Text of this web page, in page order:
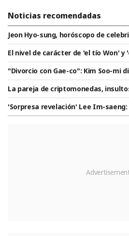
Noticias recomendadas
Jeon Hyo-sung, horóscopo de
ubierto de pétalos... y es una
s curiosas 2]
El nivel de carácter de 'el tío Won' y
e Yoo Jae-suk'. Lee Sun-min:
ng-woo, tuve la oportunidad"
"Divorcio con Gae-co": Kim Soo-mi
s más jóvenes... hay que cortar a
omi Challa]
La pareja de criptomonedas,
e a su hijo de 4 años... Seol Jang-
uk-cam]
'Sorpresa revelación' Lee Im-saeng:
man) dio instrucciones a Hong